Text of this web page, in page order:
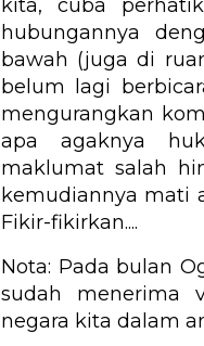
kita, cuba
hubungannya
bawah (juga di
belum lagi
mengurangkan
apa agaknya
maklumat salah
kemudiannya mati
Fikir-fikirkan....
Nota: Pada bulan
sudah menerima
negara kita dalam